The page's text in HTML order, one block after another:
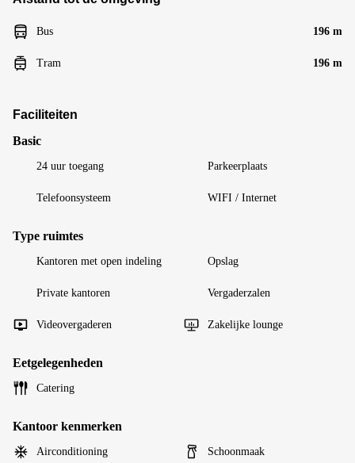
Bus 196 m
Tram 196 m
Faciliteiten
Basic
24 uur toegang Parkeerplaats
Telefoonsysteem WIFI / Internet
Type ruimtes
Kantoren met open indeling Opslag
Private kantoren Vergaderzalen
Videovergaderen Zakelijke lounge
Eetgelegenheden
Catering
Kantoor kenmerken
Airconditioning Schoonmaak